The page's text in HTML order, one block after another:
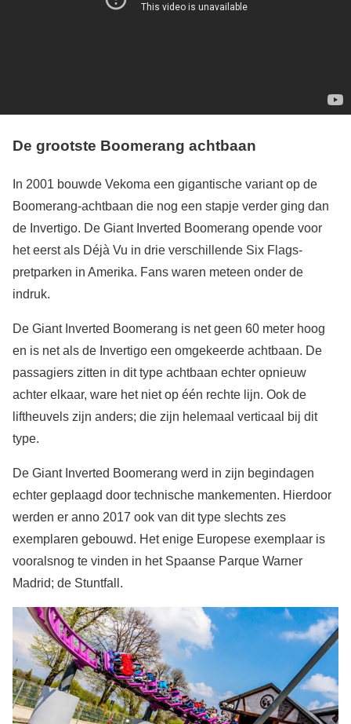
De grootste Boomerang achtbaan
In 2001 bouwde Vekoma een gigantische variant op de
Boomerang-achtbaan die nog een stapje verder ging dan
de Invertigo. De Giant Inverted Boomerang opende voor
het eerst als Déjà Vu in drie verschillende Six Flags-
pretparken in Amerika. Fans waren meteen onder de
indruk.
De Giant Inverted Boomerang is net geen 60 meter hoog
en is net als de Invertigo een omgekeerde achtbaan. De
passagiers zitten in dit type achtbaan echter opnieuw
achter elkaar, ware het niet op één rechte lijn. Ook de
liftheuvels zijn anders; die zijn helemaal verticaal bij dit
type.
De Giant Inverted Boomerang werd in zijn begindagen
echter geplaagd door technische mankementen. Hierdoor
werden er anno 2017 ook van dit type slechts zes
exemplaren gebouwd. Het enige Europese exemplaar is
vooralsnog te vinden in het Spaanse Parque Warner
Madrid; de Stuntfall.